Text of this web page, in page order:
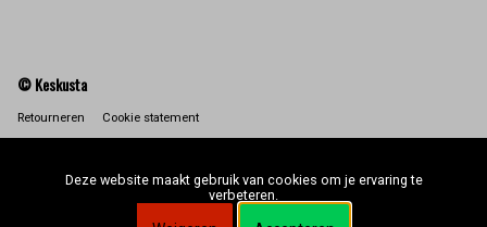
© Keskusta
Retourneren Cookie statement
Deze website maakt gebruik van cookies om je ervaring te
verbeteren.